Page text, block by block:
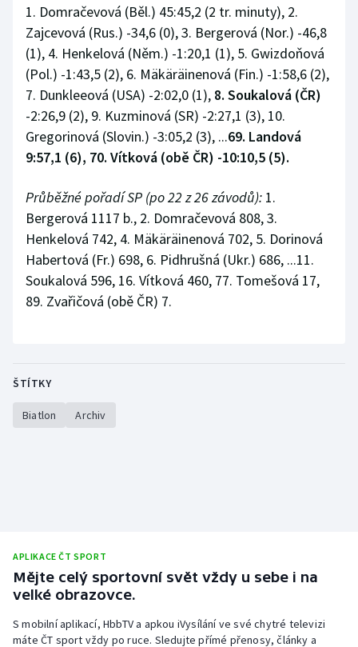
Volejbal
Ostatní
1. Domračevová (Běl.) 45:45,2 (2 tr. minuty), 2.
Zajcevová (Rus.) -34,6 (0), 3. Bergerová (Nor.) -46,8
(1), 4. Henkelová (Něm.) -1:20,1 (1), 5. Gwizdoňová
(Pol.) -1:43,5 (2), 6. Mäkäräinenová (Fin.) -1:58,6 (2),
7. Dunkleeová (USA) -2:02,0 (1), 8. Soukalová (ČR)
-2:26,9 (2), 9. Kuzminová (SR) -2:27,1 (3), 10.
Gregorinová (Slovin.) -3:05,2 (3), ...69. Landová
9:57,1 (6), 70. Vítková (obě ČR) -10:10,5 (5).
Průběžné pořadí SP (po 22 z 26 závodů): 1.
Bergerová 1117 b., 2. Domračevová 808, 3.
Henkelová 742, 4. Mäkäräinenová 702, 5. Dorinová
Habertová (Fr.) 698, 6. Pidhrušná (Ukr.) 686, ...11.
Soukalová 596, 16. Vítková 460, 77. Tomešová 17,
89. Zvařičová (obě ČR) 7.
ŠTÍTKY
Biatlon Archiv
APLIKACE ČT SPORT
Mějte celý sportovní svět vždy u sebe i na
velké obrazovce.
S mobilní aplikací, HbbTV a apkou iVysílání ve své chytré televizi
máte ČT sport vždy po ruce. Sledujte přímé přenosy, články a